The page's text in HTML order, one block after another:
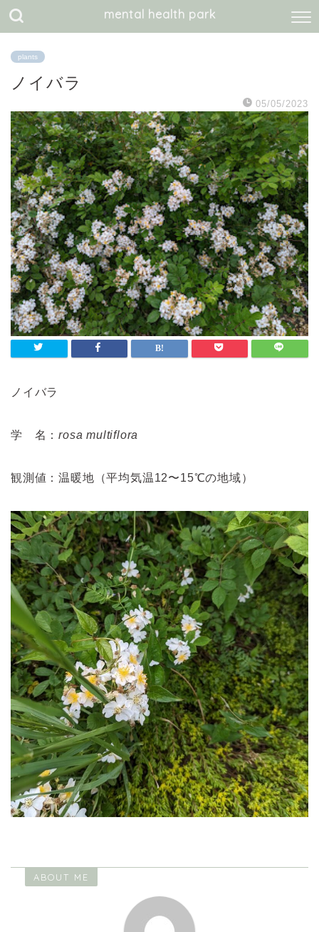
mental health park
plants
ノイバラ
05/05/2023
ノイバラ
学 名：rosa multiflora
観測値：温暖地（平均気温12〜15℃の地域）
ABOUT ME